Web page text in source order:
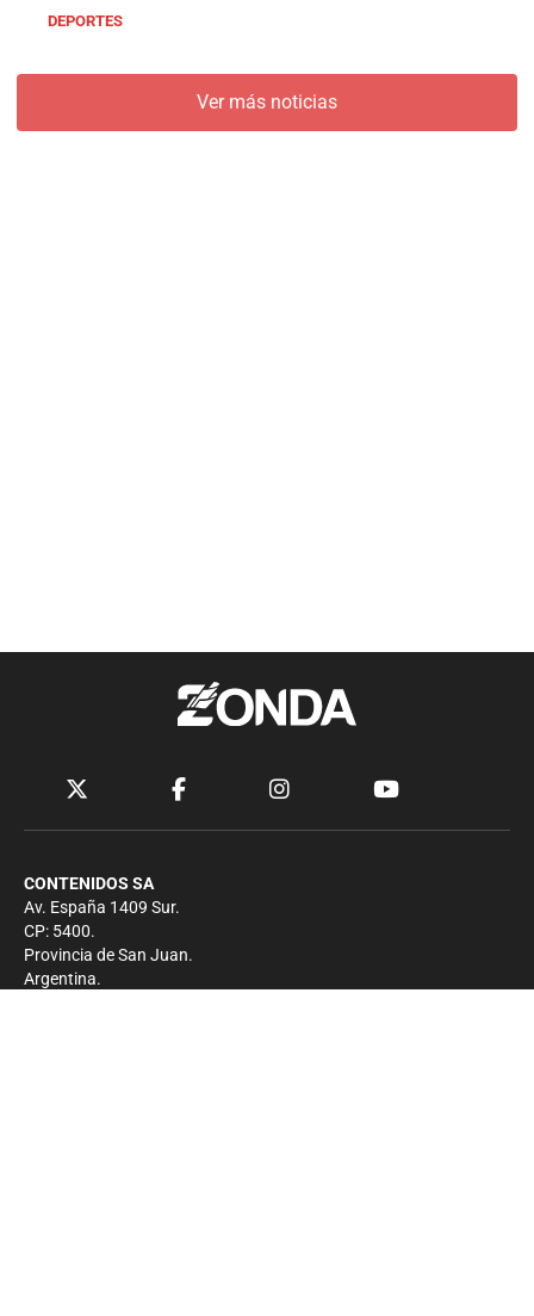
DEPORTES
Ver más noticias
CONTENIDOS SA
Av. España 1409 Sur.
CP: 5400.
Provincia de San Juan.
Argentina.